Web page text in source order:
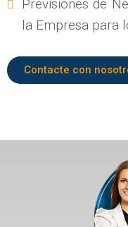
Previsiones de
la Empresa para
Contacte con